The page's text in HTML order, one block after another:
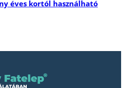
éves kortól használható